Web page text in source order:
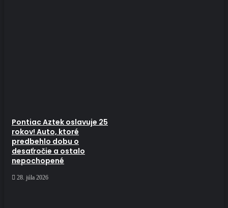
Pontiac Aztek oslavuje 25
rokov! Auto, ktoré
predbehlo dobu o
desaťročie a ostalo
nepochopené
28. júla 2026